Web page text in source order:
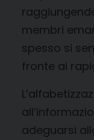
membri
spesso si
fronte ai
adeguarsi